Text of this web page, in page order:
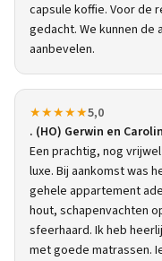
capsule koffie. Voor de
gedacht. We kunnen
aanbevelen.
★★★★★5,0
. (HO) Gerwin en
Een prachtig, nog
luxe. Bij aankomst was
gehele appartement
hout, schapenvachten
sfeerhaard. Ik heb
met goede matrassen.